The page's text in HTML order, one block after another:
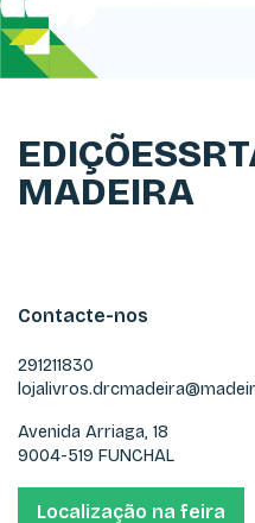
MADEIRA
Contacte-nos
291211830
Avenida Arriaga, 18
9004-519 FUNCHAL
Localização na feira